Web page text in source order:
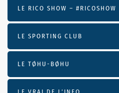
LE RICO SHOW – #RICOSHOW
LE SPORTING CLUB
LE TØHU-BØHU